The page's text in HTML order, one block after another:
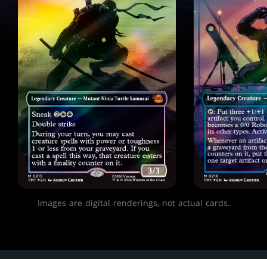
Images are digital renderings, not actual cards.